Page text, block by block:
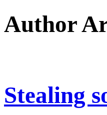
Author
Stealing